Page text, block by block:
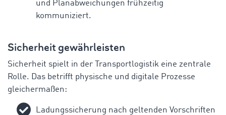
und Planabweichungen frühzeitig
kommuniziert.
Sicherheitgewährleisten
Sicherheit spielt in der Transportlogistik eine zentrale
Rolle. Das betrifft physische und digitale Prozesse
gleichermaßen:
Ladungssicherung nach geltenden Vorschriften